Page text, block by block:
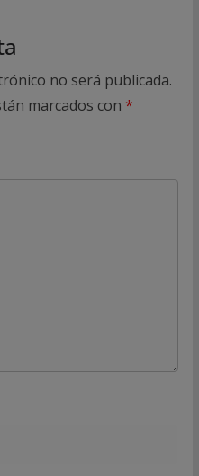
no será publicada.
marcados con *